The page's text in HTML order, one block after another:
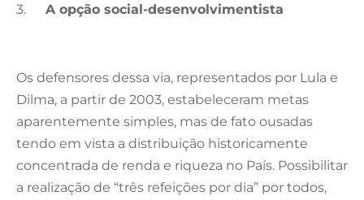
3. A opção social-desenvolvimentista
Os defensores dessa via, representados por Lula e
Dilma, a partir de 2003, estabeleceram metas
aparentemente simples, mas de fato ousadas
tendo em vista a distribuição historicamente
concentrada de renda e riqueza no País. Possibilitar
a realização de “três refeições por dia” por todos,